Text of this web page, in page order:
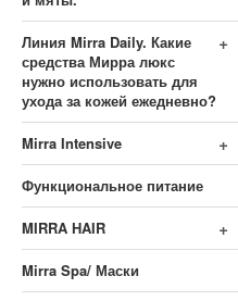
+
Линия Mirra Daily. Какие
средства Мирра люкс
нужно использовать для
ухода за кожей ежедневно?
+
Mirra Intensive
Функциональное питание
+
MIRRA HAIR
Mirra Spa/ Маски